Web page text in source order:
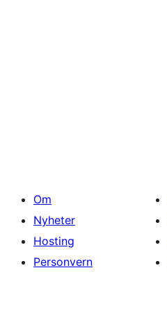
Om
Nyheter
Hosting
Personvern